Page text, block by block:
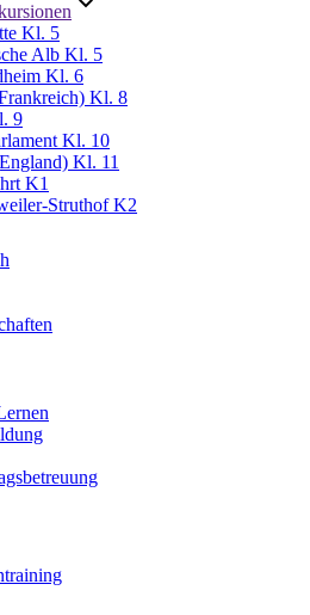
Kl. 5
Alb Kl. 5
Kl. 6
Kl. 8
9
Kl. 10
Kl. 11
K1
Struthof K2